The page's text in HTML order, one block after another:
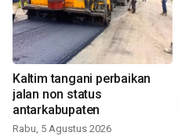
Kaltim tangani perbaikan
jalan non status
antarkabupaten
Rabu, 5 Agustus 2026